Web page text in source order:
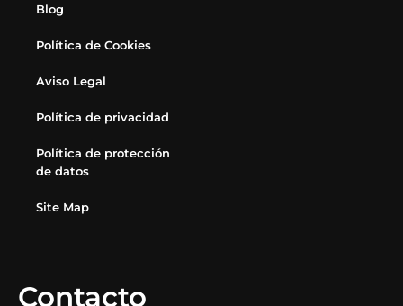
Blog
Política de Cookies
Aviso Legal
Política de privacidad
Política de protección
de datos
Site Map
Contacto